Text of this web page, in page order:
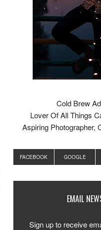
Cold Brew
Lover Of All Things
Aspiring Photographer,
FACEBOOK GOOGLE
EMAIL
Sign up to receive